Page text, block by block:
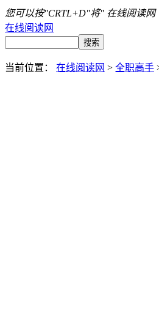
您可以按"CRTL+D"将" 在线阅读网
在线阅读网
当前位置： 在线阅读网 > 全职高手